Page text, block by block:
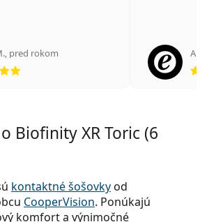
, pred rokom
Biofinity XR Toric (6
kontaktné šošovkyod
CooperVision. Ponúkajú
komfort a výnimočné